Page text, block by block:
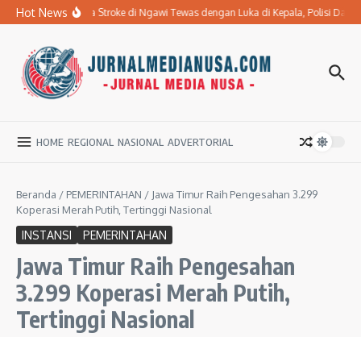
Lewati ke konten
Hot News
Ibu Penderita Stroke di Ngawi Tewas dengan Luka di Kepala, Polisi
HOME REGIONAL NASIONAL ADVERTORIAL
Beranda / PEMERINTAHAN / Jawa Timur Raih Pengesahan 3.299
Koperasi Merah Putih, Tertinggi Nasional
INSTANSI PEMERINTAHAN
Jawa Timur Raih Pengesahan
3.299 Koperasi Merah Putih,
Tertinggi Nasional